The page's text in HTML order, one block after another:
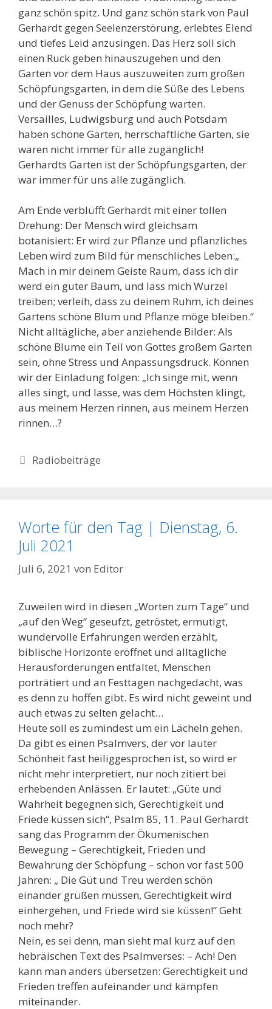
ganz schön spitz. Und ganz schön stark von Paul
Gerhardt gegen Seelenzerstörung, erlebtes Elend
und tiefes Leid anzusingen. Das Herz soll sich
einen Ruck geben hinauszugehen und den
Garten vor dem Haus auszuweiten zum großen
Schöpfungsgarten, in dem die Süße des Lebens
und der Genuss der Schöpfung warten.
Versailles, Ludwigsburg und auch Potsdam
haben schöne Gärten, herrschaftliche Gärten, sie
waren nicht immer für alle zugänglich!
Gerhardts Garten ist der Schöpfungsgarten, der
war immer für uns alle zugänglich.
Am Ende verblüfft Gerhardt mit einer tollen
Drehung: Der Mensch wird gleichsam
botanisiert: Er wird zur Pflanze und pflanzliches
Leben wird zum Bild für menschliches Leben:„
Mach in mir deinem Geiste Raum, dass ich dir
werd ein guter Baum, und lass mich Wurzel
treiben; verleih, dass zu deinem Ruhm, ich deines
Gartens schöne Blum und Pflanze möge bleiben.“
Nicht alltägliche, aber anziehende Bilder: Als
schöne Blume ein Teil von Gottes großem Garten
sein, ohne Stress und Anpassungsdruck. Können
wir der Einladung folgen: „Ich singe mit, wenn
alles singt, und lasse, was dem Höchsten klingt,
aus meinem Herzen rinnen, aus meinem Herzen
rinnen…?
Kategorien
Radiobeiträge
Worte für den Tag | Dienstag, 6.
Juli 2021
Juli 6, 2021 von Editor
Zuweilen wird in diesen „Worten zum Tage“ und
„auf den Weg“ geseufzt, getröstet, ermutigt,
wundervolle Erfahrungen werden erzählt,
biblische Horizonte eröffnet und alltägliche
Herausforderungen entfaltet, Menschen
porträtiert und an Festtagen nachgedacht, was
es denn zu hoffen gibt. Es wird nicht geweint und
auch etwas zu selten gelacht…
Heute soll es zumindest um ein Lächeln gehen.
Da gibt es einen Psalmvers, der vor lauter
Schönheit fast heiliggesprochen ist, so wird er
nicht mehr interpretiert, nur noch zitiert bei
erhebenden Anlässen. Er lautet: „Güte und
Wahrheit begegnen sich, Gerechtigkeit und
Friede küssen sich“, Psalm 85, 11. Paul Gerhardt
sang das Programm der Ökumenischen
Bewegung – Gerechtigkeit, Frieden und
Bewahrung der Schöpfung – schon vor fast 500
Jahren: „ Die Güt und Treu werden schön
einander grüßen müssen, Gerechtigkeit wird
einhergehen, und Friede wird sie küssen!“ Geht
noch mehr?
Nein, es sei denn, man sieht mal kurz auf den
hebräischen Text des Psalmverses: – Ach! Den
kann man anders übersetzen: Gerechtigkeit und
Frieden treffen aufeinander und kämpfen
miteinander.